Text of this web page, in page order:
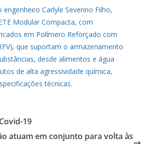
Carlyle Severino Filho,
Modular Compacta, com
em Polímero Reforçado com
que suportam o armazenamento
desde alimentos e água
de alta agressividade química,
técnicas.
19
atuam em conjunto para volta às